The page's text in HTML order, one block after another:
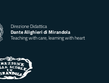
Direzione Didattica
Dante Alighieri di Mirandola
Teaching with care, learning with heart